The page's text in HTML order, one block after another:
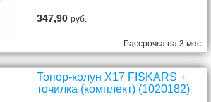
347,90руб.
Рассрочка на 3 мес.
Топор-колун X17 FISKARS +
точилка (комплект) (1020182)